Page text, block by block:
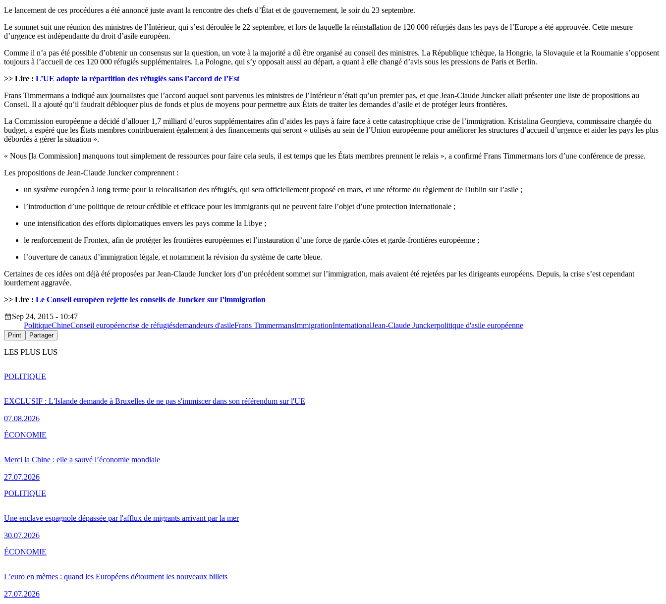
Le lancement de ces procédures a été annoncé juste avant la rencontre des chefs d’État et de gouvernement, le soir du 23 septembre.
Le sommet suit une réunion des ministres de l’Intérieur, qui s’est déroulée le 22 septembre, et lors de laquelle la réinstallation de 120 000 réfugiés dans les pays de l’Europe a été approuvée. Cette mesure
d’urgence est indépendante du droit d’asile européen.
Comme il n’a pas été possible d’obtenir un consensus sur la question, un vote à la majorité a dû être organisé au conseil des ministres. La République tchèque, la Hongrie, la Slovaquie et la Roumanie s’opposent
toujours à l’accueil de ces 120 000 réfugiés supplémentaires. La Pologne, qui s’y opposait aussi au départ, a quant à elle changé d’avis sous les pressions de Paris et Berlin.
>> Lire : L’UE adopte la répartition des réfugiés sans l’accord de l’Est
Frans Timmermans a indiqué aux journalistes que l’accord auquel sont parvenus les ministres de l’Intérieur n’était qu’un premier pas, et que Jean-Claude Juncker allait présenter une liste de propositions au
Conseil. Il a ajouté qu’il faudrait débloquer plus de fonds et plus de moyens pour permettre aux États de traiter les demandes d’asile et de protéger leurs frontières.
La Commission européenne a décidé d’allouer 1,7 milliard d’euros supplémentaires afin d’aides les pays à faire face à cette catastrophique crise de l’immigration. Kristalina Georgieva, commissaire chargée du
budget, a espéré que les États membres contribueraient également à des financements qui seront « utilisés au sein de l’Union européenne pour améliorer les structures d’accueil d’urgence et aider les pays les plus
débordés à gérer la situation ».
« Nous [la Commission] manquons tout simplement de ressources pour faire cela seuls, il est temps que les États membres prennent le relais », a confirmé Frans Timmermans lors d’une conférence de presse.
Les propositions de Jean-Claude Juncker comprennent :
un système européen à long terme pour la relocalisation des réfugiés, qui sera officiellement proposé en mars, et une réforme du règlement de Dublin sur l’asile ;
l’introduction d’une politique de retour crédible et efficace pour les immigrants qui ne peuvent faire l’objet d’une protection internationale ;
une intensification des efforts diplomatiques envers les pays comme la Libye ;
le renforcement de Frontex, afin de protéger les frontières européennes et l’instauration d’une force de garde-côtes et garde-frontières européenne ;
l’ouverture de canaux d’immigration légale, et notamment la révision du système de carte bleue.
Certaines de ces idées ont déjà été proposées par Jean-Claude Juncker lors d’un précédent sommet sur l’immigration, mais avaient été rejetées par les dirigeants européens. Depuis, la crise s’est cependant
lourdement aggravée.
>> Lire : Le Conseil européen rejette les conseils de Juncker sur l’immigration
Sep 24, 2015 - 10:47
PolitiqueChineConseil européencrise de réfugiésdemandeurs d'asileFrans TimmermansImmigrationInternationalJean-Claude Junckerpolitique d'asile européenne
Print Partager
LES PLUS LUS
EXCLUSIF : L'Islande demande à Bruxelles de ne pas s'immiscer dans son référendum sur l'UE
07.08.2026
POLITIQUE
Merci la Chine : elle a sauvé l’économie mondiale
27.07.2026
ÉCONOMIE
Une enclave espagnole dépassée par l'afflux de migrants arrivant par la mer
30.07.2026
POLITIQUE
L’euro en mèmes : quand les Européens détournent les nouveaux billets
27.07.2026
ÉCONOMIE